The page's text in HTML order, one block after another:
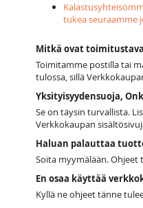
tukea seuraamme
Mitkä ovat
Toimitamme postilla tai
tulossa, sillä
Yksityisyydensuoja,
Se on täysin turvallista.
Verkkokaupan
Haluan palauttaa
Soita myymälään.
En osaa käyttää
Kyllä ne ohjeet tänne